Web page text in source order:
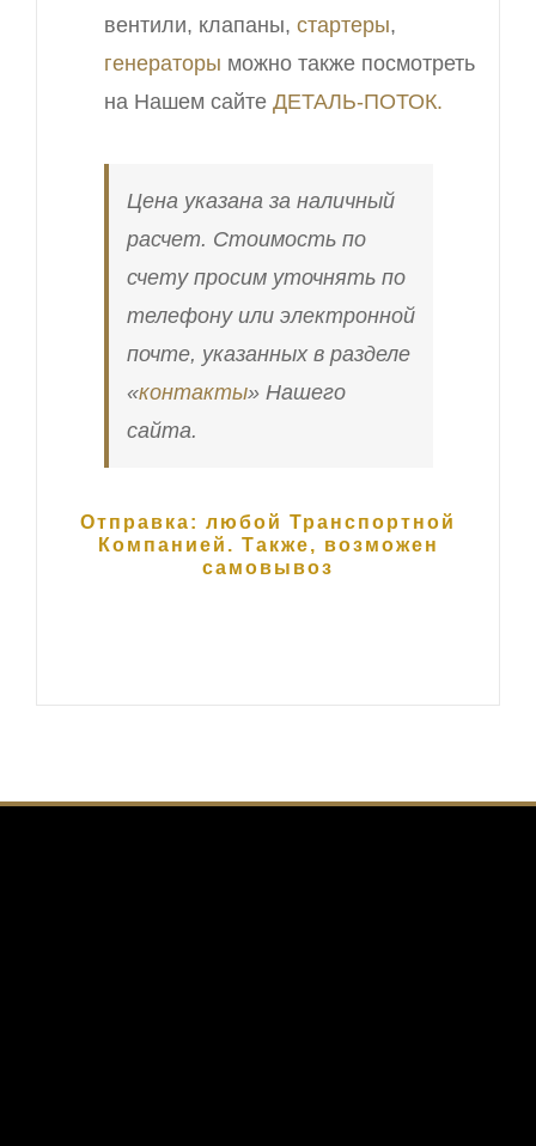
вентили, клапаны, стартеры,
генераторы можно также посмотреть
на Нашем сайте ДЕТАЛЬ-ПОТОК.
Цена указана за наличный
расчет. Стоимость по
счету просим уточнять по
телефону или электронной
почте, указанных в разделе
«контакты» Нашего
сайта.
Отправка: любой Транспортной
Компанией. Также, возможен
самовывоз